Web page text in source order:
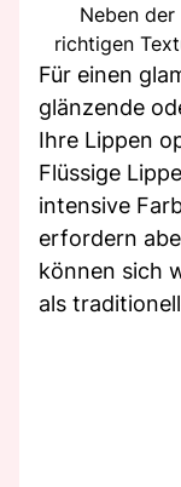
Neben
richtigen
Für einen
glänzende
Ihre Lippen
Flüssige
intensive
erfordern
können sich
als